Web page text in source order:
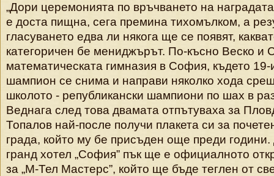
„Дори церемонията по връчването на
е доста пищна, сега премина тихомълком, а
гласуването едва ли някога ще се появят,
категоричен бе мениджърът. По-късно Веско и
математическата гимназия в София, където 19-
шампион се снима и направи няколко хода
школото - републикански шампиони по шах в
Веднага след това двамата отпътуваха за
Топалов най-после получи плакета си за
града, който му бе присъден още преди
гранд хотел „София” пък ще е официалното
за „М-Тел Мастерс”, който ще бъде теглен от